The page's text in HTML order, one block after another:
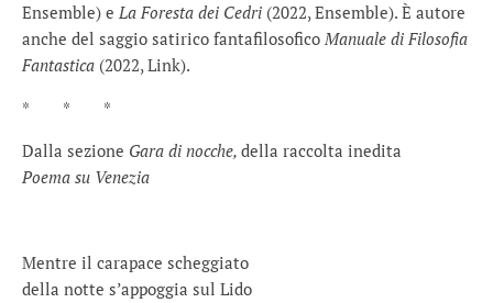
Ensemble) e La Foresta dei Cedri (2022, Ensemble). È autore
anche del saggio satirico fantafilosofico Manuale di Filosofia
Fantastica (2022, Link).
* * *
Dalla sezione Gara di nocche, della raccolta inedita
Poema su Venezia
Mentre il carapace scheggiato
della notte s’appoggia sul Lido